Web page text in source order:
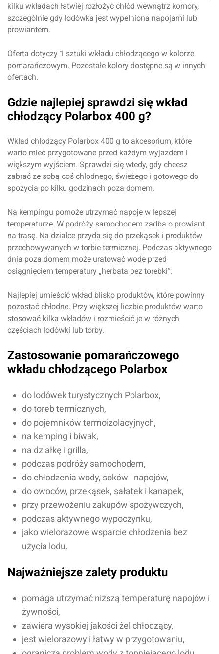
kilku wkładach łatwiej rozłożyć chłód wewnątrz komory,
szczególnie gdy lodówka jest wypełniona napojami lub
prowiantem.
Oferta dotyczy 1 sztuki wkładu chłodzącego w kolorze
pomarańczowym. Pozostałe kolory dostępne są w innych
ofertach.
Gdzie najlepiej sprawdzi się wkład
chłodzący Polarbox 400 g?
Wkład chłodzący Polarbox 400 g to akcesorium, które
warto mieć przygotowane przed każdym wyjazdem i
większym wyjściem. Sprawdzi się wtedy, gdy chcesz
zabrać ze sobą coś chłodnego, świeżego i gotowego do
spożycia po kilku godzinach poza domem.
Na kempingu pomoże utrzymać napoje w lepszej
temperaturze. W podróży samochodem zadba o prowiant
na trasę. Na działce przyda się do przekąsek i produktów
przechowywanych w torbie termicznej. Podczas aktywnego
dnia poza domem może uratować wodę przed
osiągnięciem temperatury „herbata bez torebki”.
Najlepiej umieścić wkład blisko produktów, które powinny
pozostać chłodne. Przy większej liczbie produktów warto
stosować kilka wkładów i rozmieścić je w różnych
częściach lodówki lub torby.
Zastosowanie pomarańczowego
wkładu chłodzącego Polarbox
do lodówek turystycznych Polarbox,
do toreb termicznych,
do pojemników termoizolacyjnych,
na kemping i biwak,
na działkę i grilla,
podczas podróży samochodem,
do chłodzenia wody, soków i napojów,
do owoców, przekąsek, sałatek i kanapek,
przy przewożeniu zakupów spożywczych,
podczas aktywnego wypoczynku,
jako wielorazowe wsparcie chłodzenia bez
użycia lodu.
Najważniejsze zalety produktu
pomaga utrzymać niższą temperaturę napojów i
żywności,
zawiera wysokiej jakości żel chłodzący,
jest wielorazowy i łatwy w przygotowaniu,
Oceń produkt
Przyznaj ocenę: